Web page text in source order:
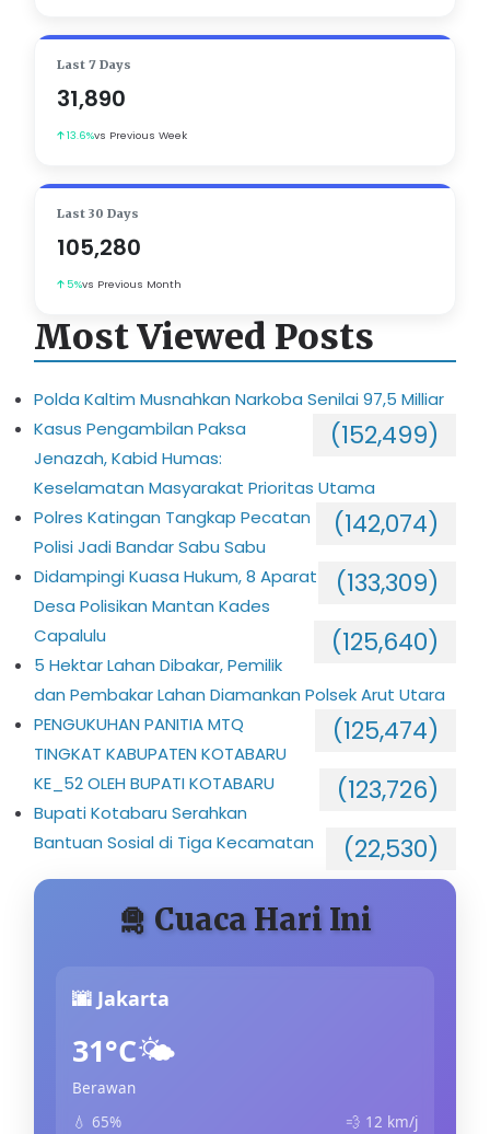
Last 7 Days
31,890
13.6%vs Previous Week
Last 30 Days
105,280
5%vs Previous Month
Most Viewed Posts
Polda Kaltim Musnahkan Narkoba Senilai 97,5 Milliar
(152,499)
Kasus Pengambilan Paksa
Jenazah, Kabid Humas:
Keselamatan Masyarakat Prioritas Utama
(142,074)
Polres Katingan Tangkap Pecatan
Polisi Jadi Bandar Sabu Sabu
(133,309)
Didampingi Kuasa Hukum, 8 Aparat
Desa Polisikan Mantan Kades
Capalulu
(125,640)
5 Hektar Lahan Dibakar, Pemilik
dan Pembakar Lahan Diamankan Polsek Arut Utara
(125,474)
PENGUKUHAN PANITIA MTQ
TINGKAT KABUPATEN KOTABARU
KE_52 OLEH BUPATI KOTABARU
(123,726)
Bupati Kotabaru Serahkan
Bantuan Sosial di Tiga Kecamatan
(22,530)
🛅 Cuaca Hari Ini
🌆 Jakarta
31°C🌤️
Berawan
💧 65%
💨 12 km/j